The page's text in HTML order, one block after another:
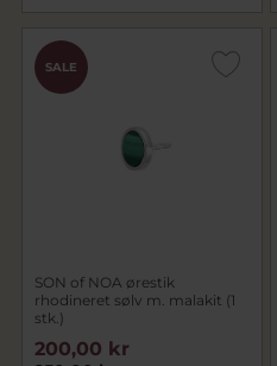
SALE
SON of NOA ørestik
rhodineret sølv m. malakit (1
stk.)
200,00 kr